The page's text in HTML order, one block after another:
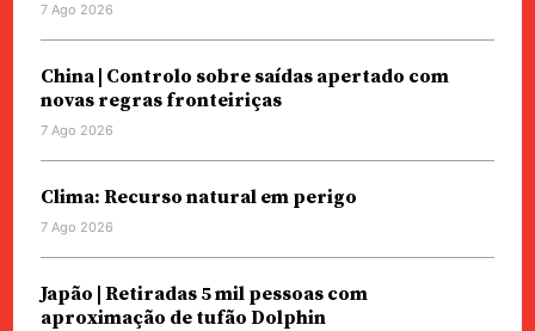
7 Ago 2026
China | Controlo sobre saídas apertado com
novas regras fronteiriças
7 Ago 2026
Clima: Recurso natural em perigo
7 Ago 2026
Japão | Retiradas 5 mil pessoas com
aproximação de tufão Dolphin